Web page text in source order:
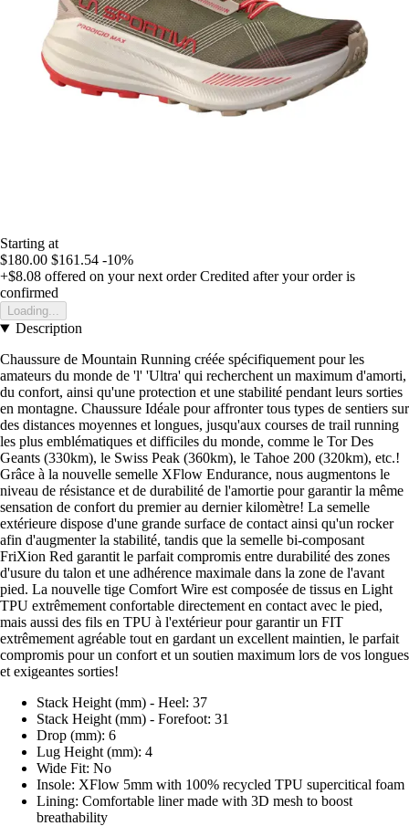
Starting at
$180.00 $161.54 -10%
+$8.08 offered on your next order Credited after your order is
confirmed
Loading...
Description
Chaussure de Mountain Running créée spécifiquement pour les
amateurs du monde de 'l' 'Ultra' qui recherchent un maximum d'amorti,
du confort, ainsi qu'une protection et une stabilité pendant leurs sorties
en montagne. Chaussure Idéale pour affronter tous types de sentiers sur
des distances moyennes et longues, jusqu'aux courses de trail running
les plus emblématiques et difficiles du monde, comme le Tor Des
Geants (330km), le Swiss Peak (360km), le Tahoe 200 (320km), etc.!
Grâce à la nouvelle semelle XFlow Endurance, nous augmentons le
niveau de résistance et de durabilité de l'amortie pour garantir la même
sensation de confort du premier au dernier kilomètre! La semelle
extérieure dispose d'une grande surface de contact ainsi qu'un rocker
afin d'augmenter la stabilité, tandis que la semelle bi-composant
FriXion Red garantit le parfait compromis entre durabilité des zones
d'usure du talon et une adhérence maximale dans la zone de l'avant
pied. La nouvelle tige Comfort Wire est composée de tissus en Light
TPU extrêmement confortable directement en contact avec le pied,
mais aussi des fils en TPU à l'extérieur pour garantir un FIT
extrêmement agréable tout en gardant un excellent maintien, le parfait
compromis pour un confort et un soutien maximum lors de vos longues
et exigeantes sorties!
Stack Height (mm) - Heel: 37
Stack Height (mm) - Forefoot: 31
Drop (mm): 6
Lug Height (mm): 4
Wide Fit: No
Insole: XFlow 5mm with 100% recycled TPU supercitical foam
Lining: Comfortable liner made with 3D mesh to boost
breathability